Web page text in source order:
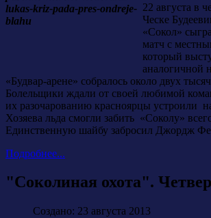
22 августа в
Ческе
«Сокол»
матч с
который
«Будвар-арене» собралось около двух
Болельщики ждали от своей любимой
их разочарованию красноярцы устроили
Хозяева льда смогли забить «Соколу»
Единственную шайбу забросил Джордж
Подробнее...
"Соколиная охота".
Создано: 23 августа 2013